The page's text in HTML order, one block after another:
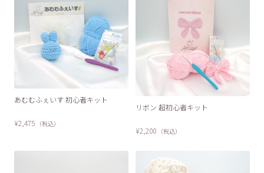
あむむふぇいす 初心者キット
¥2,475 （税込）
SOLD OUT
リボン 超初心者キット
¥2,200 （税込）